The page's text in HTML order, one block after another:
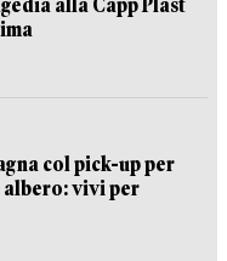
alla Capp Plast
col pick-up per
albero: vivi per